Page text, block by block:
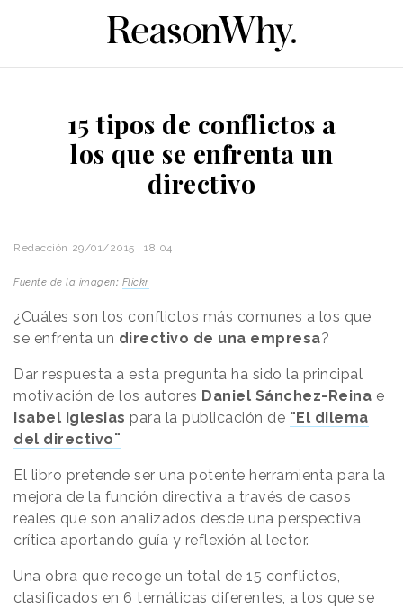
15 tipos de conflictos a
los que se enfrenta un
directivo
Redacción 29/01/2015 · 18:04
Fuente de la imagen: Flickr
¿Cuáles son los conflictos más comunes a los que
se enfrenta un directivo de una empresa?
Dar respuesta a esta pregunta ha sido la principal
motivación de los autores Daniel Sánchez-Reina e
Isabel Iglesias para la publicación de ¨El dilema
del directivo¨
El libro pretende ser una potente herramienta para la
mejora de la función directiva a través de casos
reales que son analizados desde una perspectiva
crítica aportando guía y reflexión al lector.
Una obra que recoge un total de 15 conflictos,
clasificados en 6 temáticas diferentes, a los que se